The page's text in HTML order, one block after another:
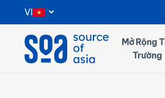
VI
Mở Rộng
Trường
Notifications